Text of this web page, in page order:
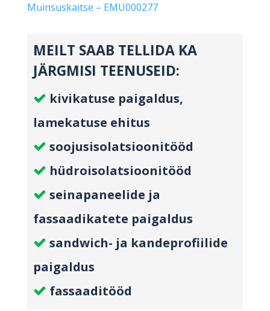
Muinsuskaitse – EMU000277
MEILT SAAB TELLIDA KA
JÄRGMISI TEENUSEID:
kivikatuse paigaldus,
lamekatuse ehitus
soojusisolatsioonitööd
hüdroisolatsioonitööd
seinapaneelide ja
fassaadikatete paigaldus
sandwich- ja kandeprofiilide
paigaldus
fassaaditööd